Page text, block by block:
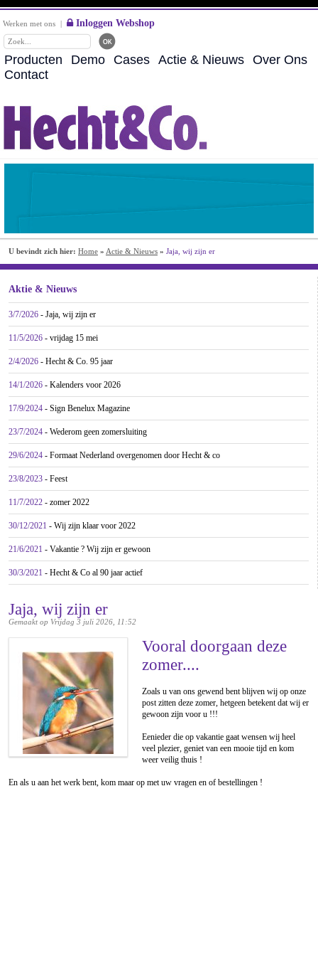
Werken met ons | Inloggen Webshop
Producten Demo Cases Actie & Nieuws Over Ons
Contact
U bevindt zich hier: Home » Actie & Nieuws » Jaja, wij zijn er
Aktie & Nieuws
3/7/2026 - Jaja, wij zijn er
11/5/2026 - vrijdag 15 mei
2/4/2026 - Hecht & Co. 95 jaar
14/1/2026 - Kalenders voor 2026
17/9/2024 - Sign Benelux Magazine
23/7/2024 - Wederom geen zomersluiting
29/6/2024 - Formaat Nederland overgenomen door Hecht & co
23/8/2023 - Feest
11/7/2022 - zomer 2022
30/12/2021 - Wij zijn klaar voor 2022
21/6/2021 - Vakantie ? Wij zijn er gewoon
30/3/2021 - Hecht & Co al 90 jaar actief
Jaja, wij zijn er
Gemaakt op Vrijdag 3 juli 2026, 11:52
Vooral doorgaan deze
zomer....
Zoals u van ons gewend bent blijven wij op onze
post zitten deze zomer, hetgeen betekent dat wij er
gewoon zijn voor u !!!
Eenieder die op vakantie gaat wensen wij heel
veel plezier, geniet van een mooie tijd en kom
weer veilig thuis !
En als u aan het werk bent, kom maar op met uw vragen en of bestellingen !